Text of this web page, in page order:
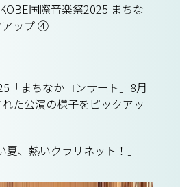
KOBE国際音楽祭2025 まちな
アップ ④
「まちなかコンサート」8月
た公演の様子をピックアッ
、熱いクラリネット！」